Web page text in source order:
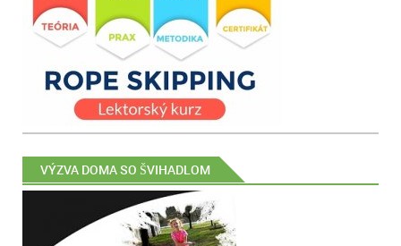
VÝZVA DOMA SO ŠVIHADLOM